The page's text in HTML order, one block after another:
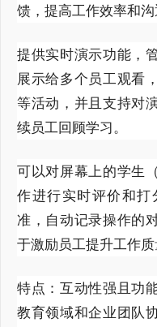
馈，提高工作效率和沟
提供实时演示功能，
展示给多个员工观看
等活动，并且支持对
续员工回顾学习。
可以对屏幕上的学生
作进行实时评价和
准，自动记录操作的
于激励员工提升工作质
特点：互动性强且功
教育领域和企业团队